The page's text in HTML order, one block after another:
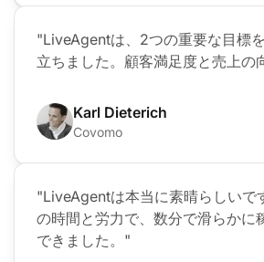
"LiveAgentは、2つの重要な目標
立ちました。顧客満足度と売上の
Karl Dieterich
Covomo
"LiveAgentは本当に素晴らしいで
の時間と労力で、数分で滑らかに
できました。"